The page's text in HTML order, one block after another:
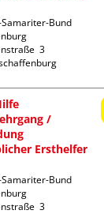
Bund
3
/
Ersthelfer
Bund
3